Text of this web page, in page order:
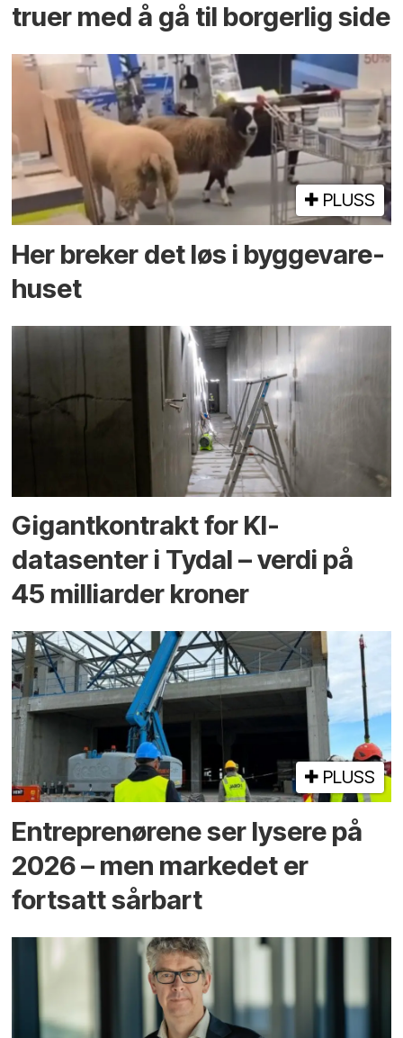
truer med å gå til borgerlig side
PLUSS
Her breker det løs i bygge­vare­
huset
Gigantkontrakt for KI-
datasenter i Tydal – verdi på
45 milliarder kroner
PLUSS
Entreprenørene ser lysere på
2026 – men markedet er
fortsatt sårbart